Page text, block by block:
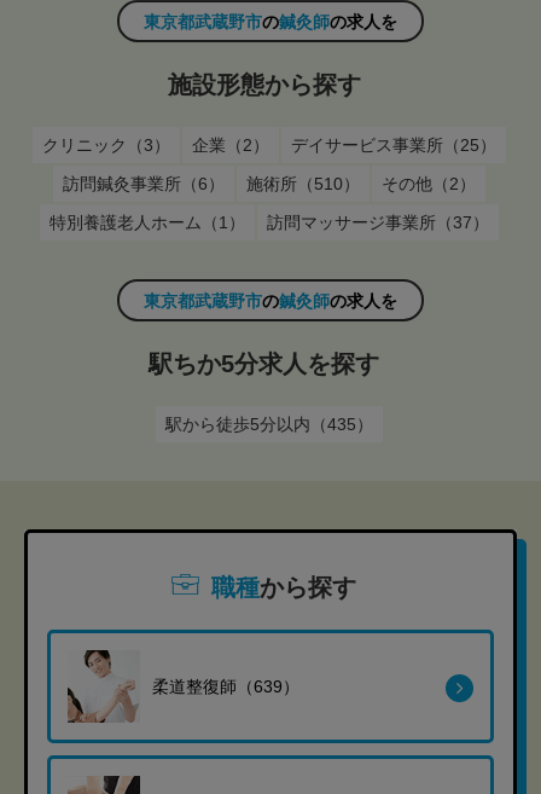
東京都武蔵野市の鍼灸師の求人を
施設形態から探す
クリニック（3） 企業（2）
デイサービス事業所（25）
訪問鍼灸事業所（6）
施術所（510）
その他（2）
特別養護老人ホーム（1）
訪問マッサージ事業所（37）
東京都武蔵野市の鍼灸師の求人を
駅ちか5分求人を探す
駅から徒歩5分以内（435）
職種から探す
柔道整復師（639）